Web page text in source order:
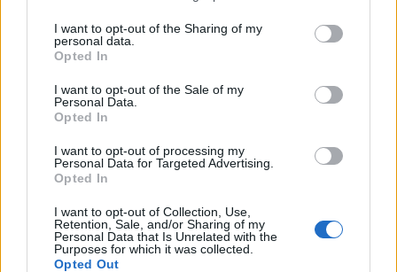
I want to opt-out of the Sharing of my
personal data.
Opted In
I want to opt-out of the Sale of my
Personal Data.
Opted In
I want to opt-out of processing my
Personal Data for Targeted Advertising.
Opted In
I want to opt-out of Collection, Use,
Retention, Sale, and/or Sharing of my
Personal Data that Is Unrelated with the
Purposes for which it was collected.
Opted Out